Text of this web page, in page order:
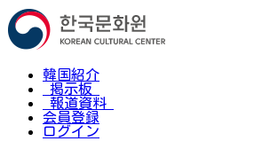
韓国紹介
掲示板
報道資料
会員登録
ログイン